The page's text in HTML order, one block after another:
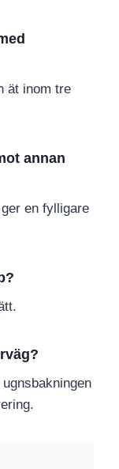
ät inom tre
annan
en fylligare